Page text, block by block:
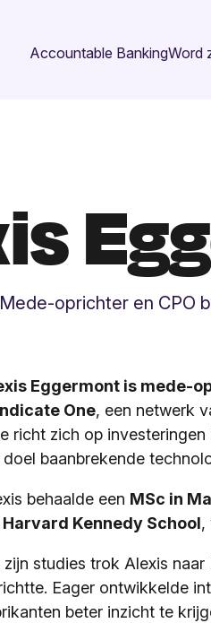
Accountable BankingWord
Mede-oprichter en CPO
Eggermont is mede-
One, een netwerk
richt zich op
doel baanbrekende
behaalde een MSc in
Harvard Kennedy School,
zijn studies trok Alexis
Eager ontwikkelde
beter inzicht te